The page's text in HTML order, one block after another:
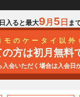
入ると最大9月 5 日 ま
モのケータイ以外
方は初月無料
会いただく場合は入会日